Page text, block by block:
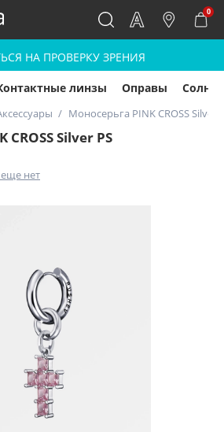
0
НА ПРОВЕРКУ ЗРЕНИЯ
линзы Оправы
Моносерьга PINK CROSS Silver
Silver PS
нет